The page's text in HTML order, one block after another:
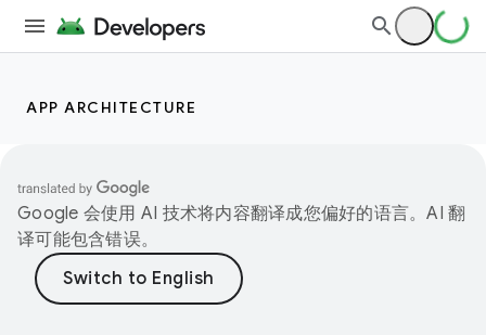
APP ARCHITECTURE
Google 会使用 AI 技术将内容翻译成您偏好的语言。AI 翻
译可能包含错误。